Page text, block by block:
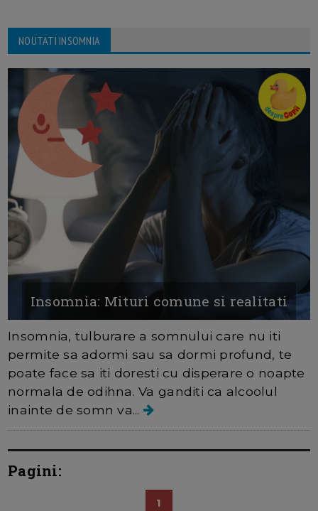
NOUTATI INSOMNIA
Insomnia: Mituri comune si realitati
Insomnia, tulburare a somnului care nu iti
permite sa adormi sau sa dormi profund, te
poate face sa iti doresti cu disperare o noapte
normala de odihna. Va ganditi ca alcoolul
inainte de somn va...
Pagini:
1